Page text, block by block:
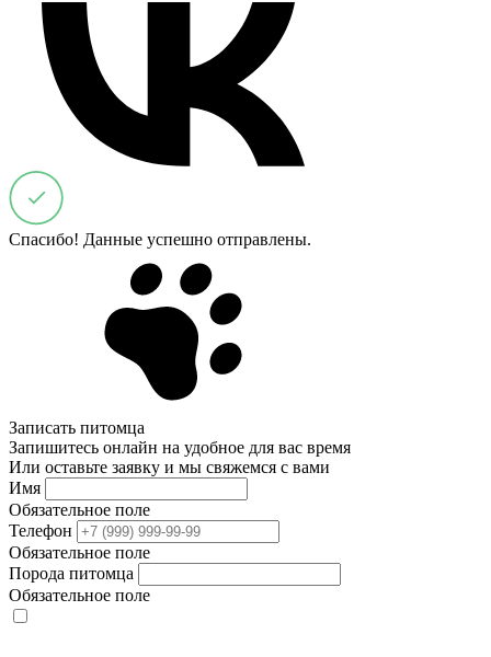
Спасибо! Данные успешно отправлены.
Записать питомца
Запишитесь онлайн на удобное для вас время
Или оставьте заявку и мы свяжемся с вами
Имя
Обязательное поле
Телефон
Обязательное поле
Порода питомца
Обязательное поле